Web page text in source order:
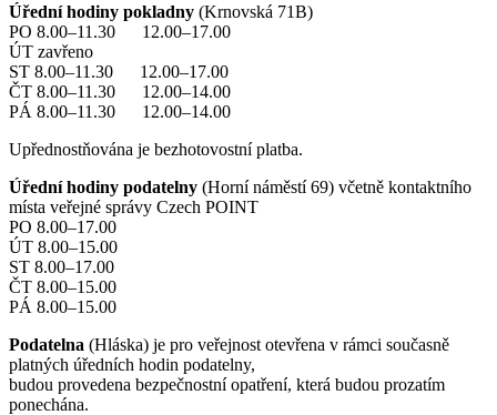
Úřední hodiny pokladny (Krnovská 71B)
PO 8.00–11.30 12.00–17.00
ÚT zavřeno
ST 8.00–11.30 12.00–17.00
ČT 8.00–11.30 12.00–14.00
PÁ 8.00–11.30 12.00–14.00
Upřednostňována je bezhotovostní platba.
Úřední hodiny podatelny (Horní náměstí 69) včetně kontaktního
místa veřejné správy Czech POINT
PO 8.00–17.00
ÚT 8.00–15.00
ST 8.00–17.00
ČT 8.00–15.00
PÁ 8.00–15.00
Podatelna (Hláska) je pro veřejnost otevřena v rámci současně
platných úředních hodin podatelny,
budou provedena bezpečnostní opatření, která budou prozatím
ponechána.